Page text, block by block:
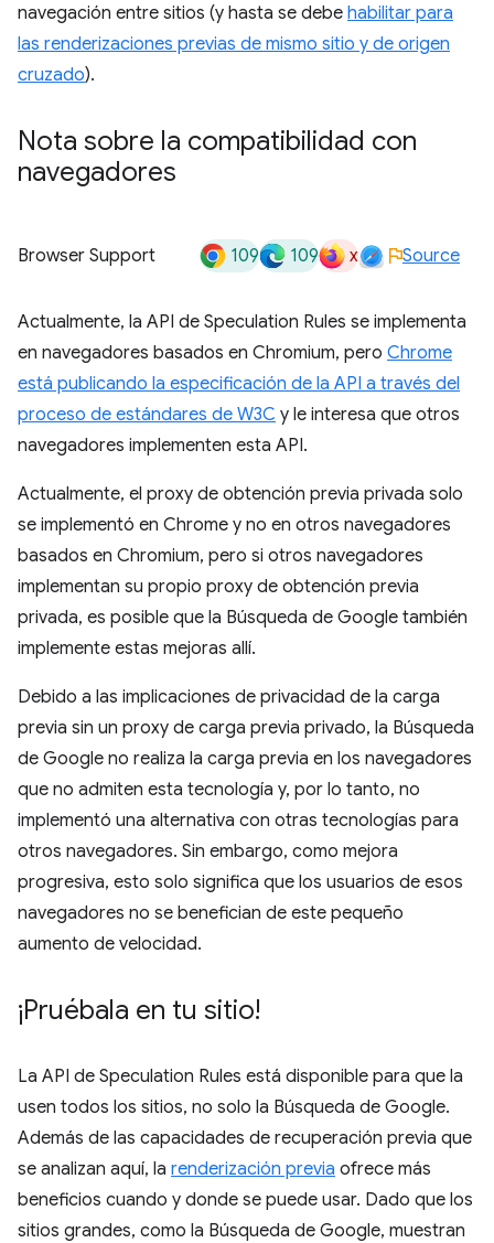
navegación entre sitios (y hasta se debe habilitar para
las renderizaciones previas de mismo sitio y de origen
cruzado).
Nota sobre la compatibilidad con
navegadores
Browser Support 109 109 x Source
Actualmente, la API de Speculation Rules se implementa
en navegadores basados en Chromium, pero Chrome
está publicando la especificación de la API a través del
proceso de estándares de W3C y le interesa que otros
navegadores implementen esta API.
Actualmente, el proxy de obtención previa privada solo
se implementó en Chrome y no en otros navegadores
basados en Chromium, pero si otros navegadores
implementan su propio proxy de obtención previa
privada, es posible que la Búsqueda de Google también
implemente estas mejoras allí.
Debido a las implicaciones de privacidad de la carga
previa sin un proxy de carga previa privado, la Búsqueda
de Google no realiza la carga previa en los navegadores
que no admiten esta tecnología y, por lo tanto, no
implementó una alternativa con otras tecnologías para
otros navegadores. Sin embargo, como mejora
progresiva, esto solo significa que los usuarios de esos
navegadores no se benefician de este pequeño
aumento de velocidad.
¡Pruébala en tu sitio!
La API de Speculation Rules está disponible para que la
usen todos los sitios, no solo la Búsqueda de Google.
Además de las capacidades de recuperación previa que
se analizan aquí, la renderización previa ofrece más
beneficios cuando y donde se puede usar. Dado que los
sitios grandes, como la Búsqueda de Google, muestran